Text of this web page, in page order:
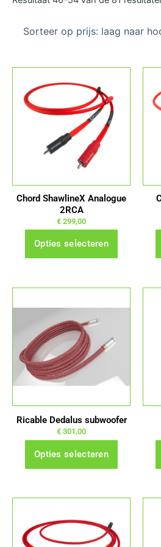
Chord ShawlineX Analogue
2RCA
€ 299,00
Opties selecteren
product
heeft
meerdere
variaties.
Deze
optie
worden
op
productpagina
Ricable Dedalus subwoofer
€ 301,00
Opties selecteren
product
heeft
meerdere
variaties.
Deze
worden
op
de
productpagina
product